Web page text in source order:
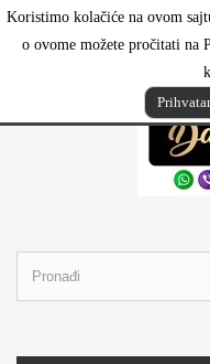
Koristimo kolačiće na ovom
o ovome možete pročitati na